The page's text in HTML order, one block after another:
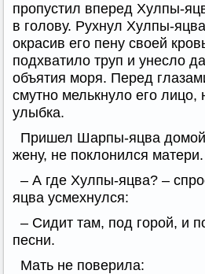
пропустил вперед Хулпы-
в голову. Рухнул Хулпы-
окрасив его пену своей
подхватило труп и унесло
объятия моря. Перед
смутно мелькнуло его лицо,
улыбка.
Пришел Шарпы-яцва
жену, не поклонился матери.
– А где Хулпы-яцва? –
яцва усмехнулся:
– Сидит там, под горой, и
песни.
Мать не поверила: